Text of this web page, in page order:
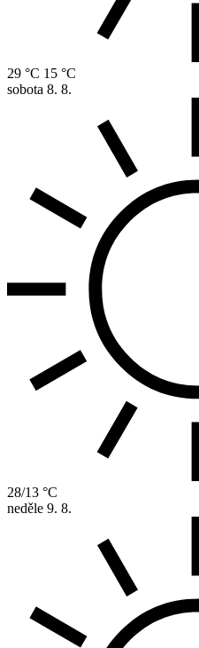
29 °C 15 °C
sobota 8. 8.
28/13 °C
neděle 9. 8.